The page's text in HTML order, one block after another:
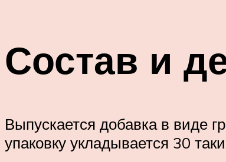
Состав и
Выпускается добавка в виде
упаковку укладывается 30